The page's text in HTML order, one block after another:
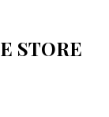
STORE